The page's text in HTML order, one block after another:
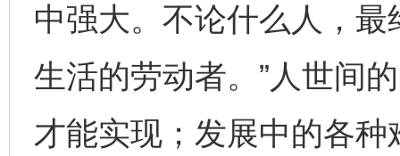
中强大。不论什么人，
生活的劳动者。”人世间
才能实现；发展中的各